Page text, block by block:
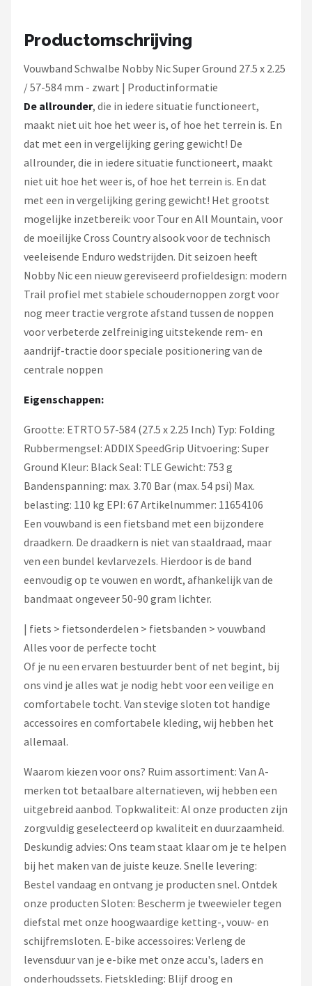
Productomschrijving
Vouwband Schwalbe Nobby Nic Super Ground 27.5 x 2.25
/ 57-584 mm - zwart | Productinformatie
De allrounder, die in iedere situatie functioneert,
maakt niet uit hoe het weer is, of hoe het terrein is. En
dat met een in vergelijking gering gewicht! De
allrounder, die in iedere situatie functioneert, maakt
niet uit hoe het weer is, of hoe het terrein is. En dat
met een in vergelijking gering gewicht! Het grootst
mogelijke inzetbereik: voor Tour en All Mountain, voor
de moeilijke Cross Country alsook voor de technisch
veeleisende Enduro wedstrijden. Dit seizoen heeft
Nobby Nic een nieuw gereviseerd profieldesign: modern
Trail profiel met stabiele schoudernoppen zorgt voor
nog meer tractie vergrote afstand tussen de noppen
voor verbeterde zelfreiniging uitstekende rem- en
aandrijf-tractie door speciale positionering van de
centrale noppen
Eigenschappen:
Grootte: ETRTO 57-584 (27.5 x 2.25 Inch) Typ: Folding
Rubbermengsel: ADDIX SpeedGrip Uitvoering: Super
Ground Kleur: Black Seal: TLE Gewicht: 753 g
Bandenspanning: max. 3.70 Bar (max. 54 psi) Max.
belasting: 110 kg EPI: 67 Artikelnummer: 11654106
Een vouwband is een fietsband met een bijzondere
draadkern. De draadkern is niet van staaldraad, maar
ven een bundel kevlarvezels. Hierdoor is de band
eenvoudig op te vouwen en wordt, afhankelijk van de
bandmaat ongeveer 50-90 gram lichter.
| fiets > fietsonderdelen > fietsbanden > vouwband
Alles voor de perfecte tocht
Of je nu een ervaren bestuurder bent of net begint, bij
ons vind je alles wat je nodig hebt voor een veilige en
comfortabele tocht. Van stevige sloten tot handige
accessoires en comfortabele kleding, wij hebben het
allemaal.
Waarom kiezen voor ons? Ruim assortiment: Van A-
merken tot betaalbare alternatieven, wij hebben een
uitgebreid aanbod. Topkwaliteit: Al onze producten zijn
zorgvuldig geselecteerd op kwaliteit en duurzaamheid.
Deskundig advies: Ons team staat klaar om je te helpen
bij het maken van de juiste keuze. Snelle levering:
Bestel vandaag en ontvang je producten snel. Ontdek
onze producten Sloten: Bescherm je tweewieler tegen
diefstal met onze hoogwaardige ketting-, vouw- en
schijfremsloten. E-bike accessoires: Verleng de
levensduur van je e-bike met onze accu's, laders en
onderhoudssets. Fietskleding: Blijf droog en